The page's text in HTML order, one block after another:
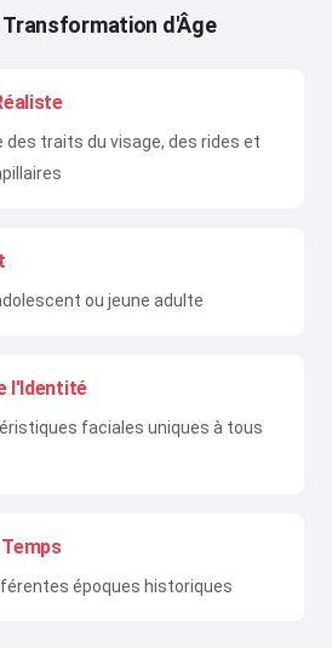
d'Âge
des traits du visage, des rides et
ou jeune adulte
l'Identité
faciales uniques à tous
époques historiques